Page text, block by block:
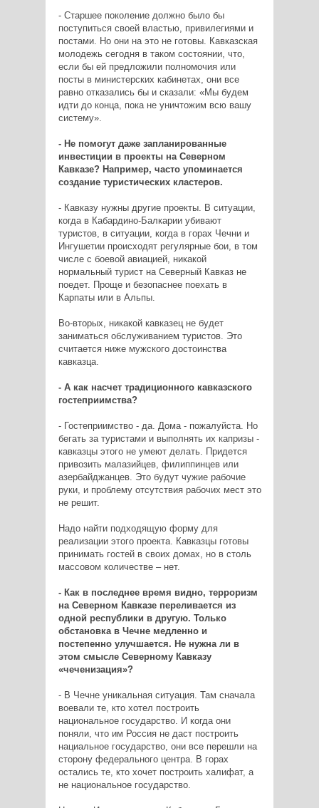
- Старшее поколение должно было бы
поступиться своей властью, привилегиями и
постами. Но они на это не готовы. Кавказская
молодежь сегодня в таком состоянии, что,
если бы ей предложили полномочия или
посты в министерских кабинетах, они все
равно отказались бы и сказали: «Мы будем
идти до конца, пока не уничтожим всю вашу
систему».
- Не помогут даже запланированные
инвестиции в проекты на Северном
Кавказе? Например, часто упоминается
создание туристических кластеров.
- Кавказу нужны другие проекты. В ситуации,
когда в Кабардино-Балкарии убивают
туристов, в ситуации, когда в горах Чечни и
Ингушетии происходят регулярные бои, в том
числе с боевой авиацией, никакой
нормальный турист на Северный Кавказ не
поедет. Проще и безопаснее поехать в
Карпаты или в Альпы.
Во-вторых, никакой кавказец не будет
заниматься обслуживанием туристов. Это
считается ниже мужского достоинства
кавказца.
- А как насчет традиционного кавказского
гостеприимства?
- Гостеприимство - да. Дома - пожалуйста. Но
бегать за туристами и выполнять их капризы -
кавказцы этого не умеют делать. Придется
привозить малазийцев, филиппинцев или
азербайджанцев. Это будут чужие рабочие
руки, и проблему отсутствия рабочих мест это
не решит.
Надо найти подходящую форму для
реализации этого проекта. Кавказцы готовы
принимать гостей в своих домах, но в столь
массовом количестве – нет.
- Как в последнее время видно, терроризм
на Северном Кавказе переливается из
одной республики в другую. Только
обстановка в Чечне медленно и
постепенно улучшается. Не нужна ли в
этом смысле Северному Кавказу
«чеченизация»?
- В Чечне уникальная ситуация. Там сначала
воевали те, кто хотел построить
национальное государство. И когда они
поняли, что им Россия не даст построить
нациальное государство, они все перешли на
сторону федерального центра. В горах
остались те, кто хочет построить халифат, а
не национальное государство.